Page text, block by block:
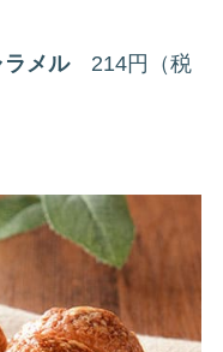
メル214円（税